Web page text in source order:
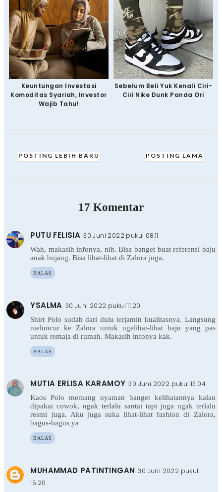
Keuntungan Investasi
Komoditas Syariah, Investor
Wajib Tahu!
Sebelum Beli Yuk Kenali Ciri-
Ciri Nike Dunk Panda Ori
POSTING LEBIH BARU POSTING LAMA
17 Komentar
PUTU FELISIA 30 Juni 2022 pukul 08.11
Wah, makasih infonya, nih. Bisa banget buat referensi baju
anak bujang. Bisa lihat-lihat di Zalora juga.
BALAS
YSALMA 30 Juni 2022 pukul 11.20
Shirt Polo sudah dari dulu terjamin kualitasnya. Langsung
meluncur ke Zalora untuk ngelihat-lihat baju yang pas
untuk remaja di rumah. Makasih infonya kak.
BALAS
MUTIA ERLISA KARAMOY 30 Juni 2022 pukul 13.04
Kaos Polo memang nyaman banget kelihatannya kalau
dipakai cowok, ngak terlalu santai tapi juga ngak terlalu
resmi juga. Aku juga suka lihat-lihat fashion di Zalora,
bagus-bagus ya
BALAS
MUHAMMAD PATINTINGAN 30 Juni 2022 pukul
15.20